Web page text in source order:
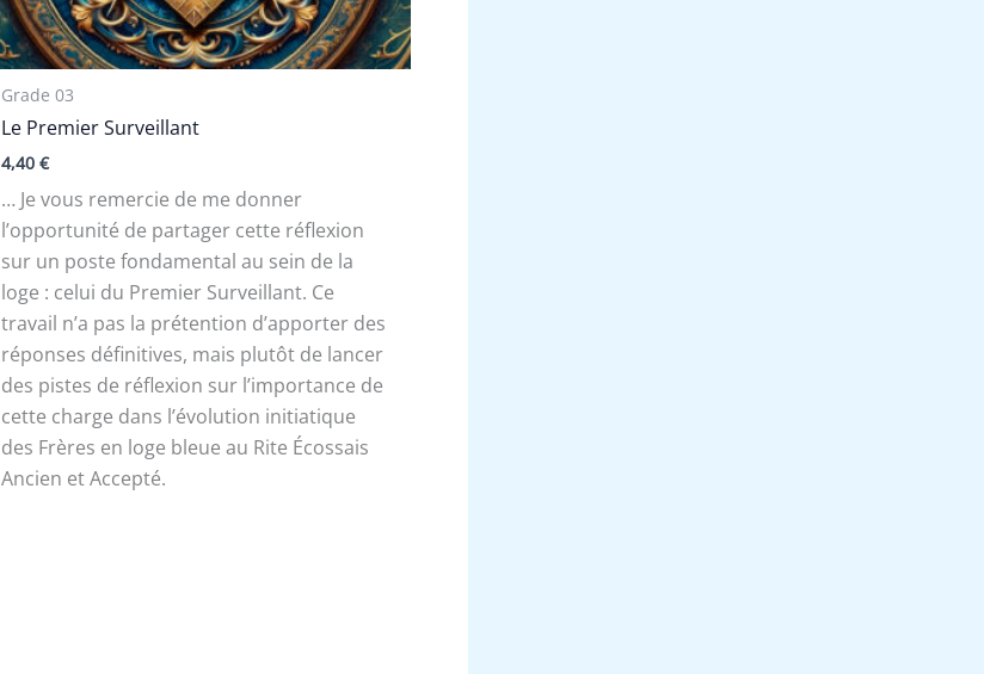
Grade 03
Le Premier Surveillant
4,40€
… Je vous remercie de me donner
l’opportunité de partager cette réflexion
sur un poste fondamental au sein de la
loge : celui du Premier Surveillant. Ce
travail n’a pas la prétention d’apporter des
réponses définitives, mais plutôt de lancer
des pistes de réflexion sur l’importance de
cette charge dans l’évolution initiatique
des Frères en loge bleue au Rite Écossais
Ancien et Accepté.